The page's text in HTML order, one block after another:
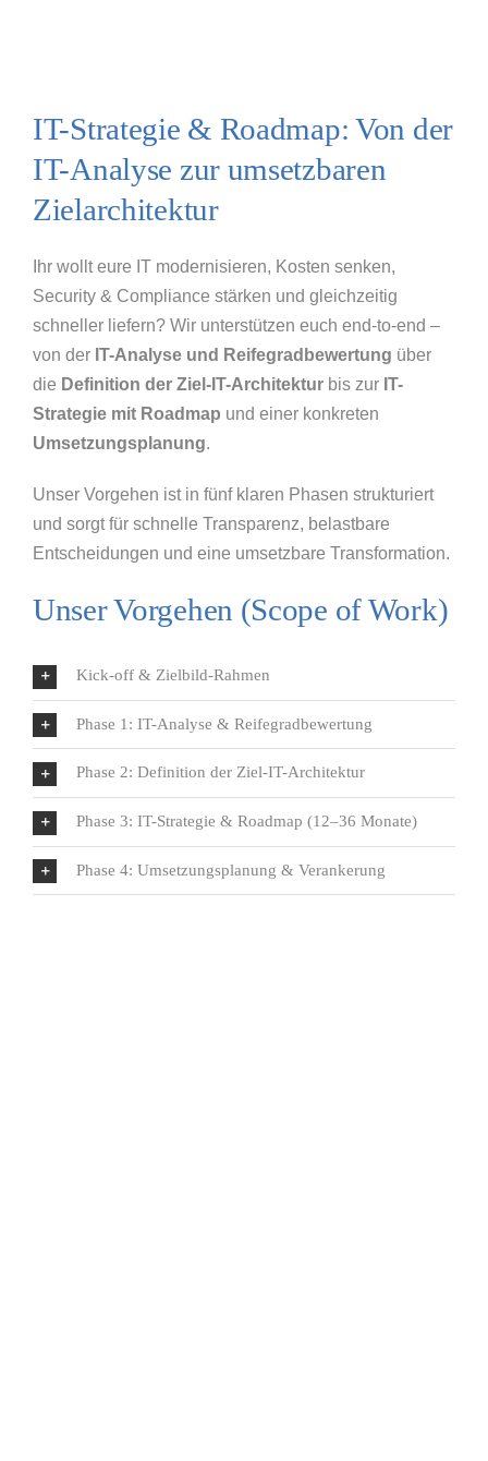
IT-Strategie & Roadmap: Von der
IT-Analyse zur umsetzbaren
Zielarchitektur
Ihr wollt eure IT modernisieren, Kosten senken,
Security & Compliance stärken und gleichzeitig
schneller liefern? Wir unterstützen euch end-to-end –
von der IT-Analyse und Reifegradbewertung über
die Definition der Ziel-IT-Architektur bis zur IT-
Strategie mit Roadmap und einer konkreten
Umsetzungsplanung.
Unser Vorgehen ist in fünf klaren Phasen strukturiert
und sorgt für schnelle Transparenz, belastbare
Entscheidungen und eine umsetzbare Transformation.
Unser Vorgehen (Scope of Work)
Kick-off & Zielbild-Rahmen
Phase 1: IT-Analyse & Reifegradbewertung
Phase 2: Definition der Ziel-IT-Architektur
Phase 3: IT-Strategie & Roadmap (12–36 Monate)
Phase 4: Umsetzungsplanung & Verankerung